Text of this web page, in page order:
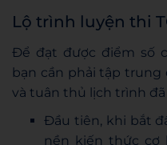
Lộ trình luyện thi
Để đạt được điểm số
bạn cần phải tập trung
và tuân thủ lịch trình đã
Đầu tiên, khi bắt
nền kiến thức cơ